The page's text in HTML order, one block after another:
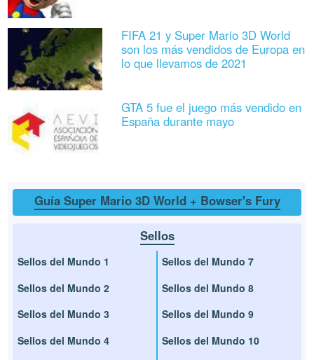
FIFA 21 y Super Mario 3D World
son los más vendidos de Europa en
lo que llevamos de 2021
GTA 5 fue el juego más vendido en
España durante mayo
Guía Super Mario 3D World + Bowser's Fury
Sellos
Sellos del Mundo 1
Sellos del Mundo 2
Sellos del Mundo 3
Sellos del Mundo 4
Sellos del Mundo 7
Sellos del Mundo 8
Sellos del Mundo 9
Sellos del Mundo 10